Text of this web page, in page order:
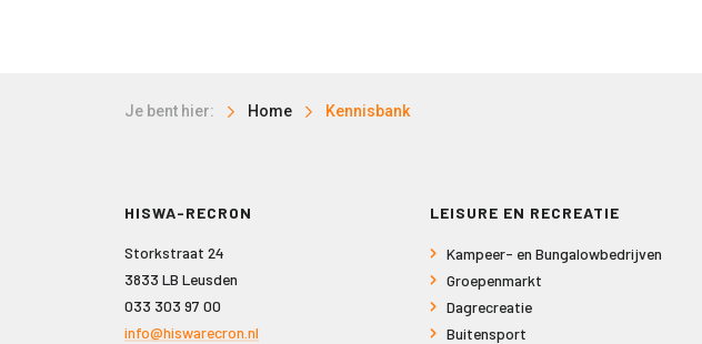
Je bent hier: Home Kennisbank
HISWA-RECRON
Storkstraat 24
3833 LB Leusden
033 303 97 00
info@hiswarecron.nl
LEISURE EN RECREATIE
Kampeer- en Bungalowbedrijven
Groepenmarkt
Dagrecreatie
Buitensport